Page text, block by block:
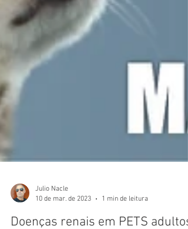
Julio Nacle